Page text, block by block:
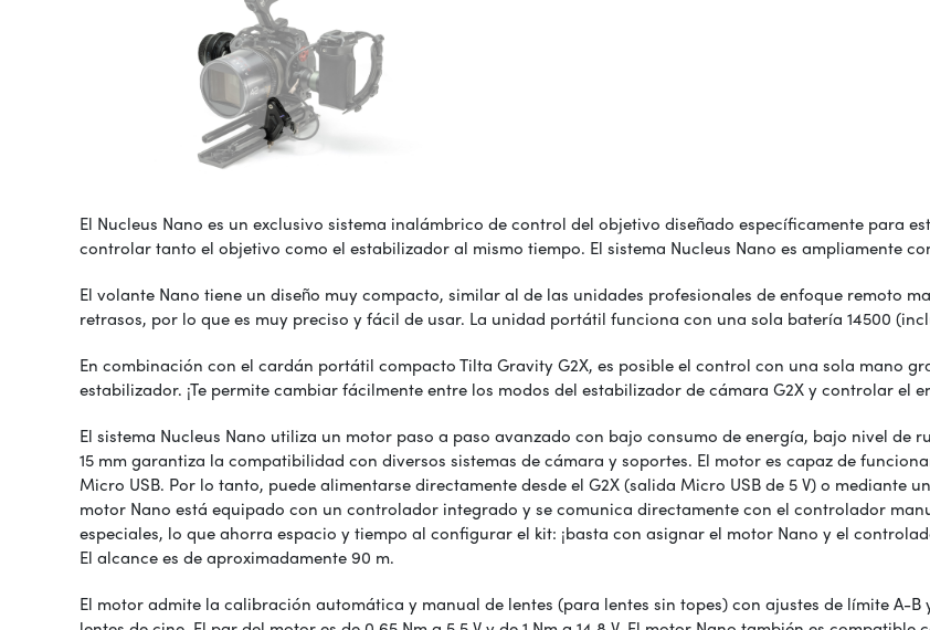
El Nucleus Nano es un exclusivo sistema inalámbrico de control del objetivo diseñado específicamente para
controlar tanto el objetivo como el estabilizador al mismo tiempo. El sistema Nucleus Nano es ampliamente
El volante Nano tiene un diseño muy compacto, similar al de las unidades profesionales de enfoque remoto
retrasos, por lo que es muy preciso y fácil de usar. La unidad portátil funciona con una sola batería 14500
En combinación con el cardán portátil compacto Tilta Gravity G2X, es posible el control con una sola mano
estabilizador. ¡Te permite cambiar fácilmente entre los modos del estabilizador de cámara G2X y controlar el
El sistema Nucleus Nano utiliza un motor paso a paso avanzado con bajo consumo de energía, bajo nivel
15 mm garantiza la compatibilidad con diversos sistemas de cámara y soportes. El motor es capaz de
Micro USB. Por lo tanto, puede alimentarse directamente desde el G2X (salida Micro USB de 5 V) o mediante
motor Nano está equipado con un controlador integrado y se comunica directamente con el controlador
especiales, lo que ahorra espacio y tiempo al configurar el kit: ¡basta con asignar el motor Nano y el
El alcance es de aproximadamente 90 m.
El motor admite la calibración automática y manual de lentes (para lentes sin topes) con ajustes de límite A-